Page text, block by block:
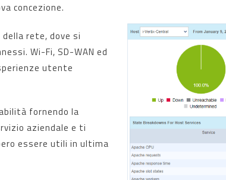
concezione.
rete, dove si
Wi-Fi, SD-WAN ed
utente
fornendo la
aziendale e ti
essere utili in ultima